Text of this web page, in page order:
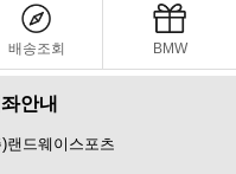
배송조회 BMW
안내
랜드웨이스포츠